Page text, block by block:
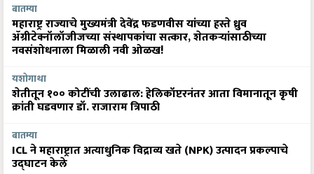
बातम्या
महाराष्ट्र राज्याचे मुख्यमंत्री देवेंद्र फडणवीस यांच्या हस्ते ध्रुव
ॲग्रीटेक्नॉलॉजीजच्या संस्थापकांचा सत्कार, शेतकऱ्यांसाठीच्या
नवसंशोधनाला मिळाली नवी ओळख!
यशोगाथा
शेतीतून १०० कोटींची उलाढाल: हेलिकॉप्टरनंतर आता विमानातून कृषी
क्रांती घडवणार डॉ. राजाराम त्रिपाठी
बातम्या
ICL ने महाराष्ट्रात अत्याधुनिक विद्राव्य खते (NPK) उत्पादन प्रकल्पाचे
उद्घाटन केले